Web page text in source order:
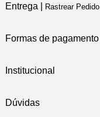
Entrega | Rastrear Pedido
Formas de pagamento
Institucional
Dúvidas